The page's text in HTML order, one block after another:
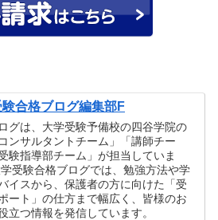
験合格ブログ編集部F
グは、大学受験予備校の四谷学院の
コンサルタントチーム」「講師チー
験指導部チーム」が担当していま
受験合格ブログでは、勉強方法や学
イスから、保護者の方に向けた「受
ート」の仕方まで幅広く、皆様のお
立つ情報を発信しています。